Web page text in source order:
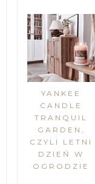
YANKEE
CANDLE
TRANQUIL
GARDEN,
CZYLI LETNI
DZIEŃ W
OGRODZIE